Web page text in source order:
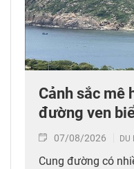
Cảnh sắc mê
đường ven
07/08/2026 DU
Cung đường có